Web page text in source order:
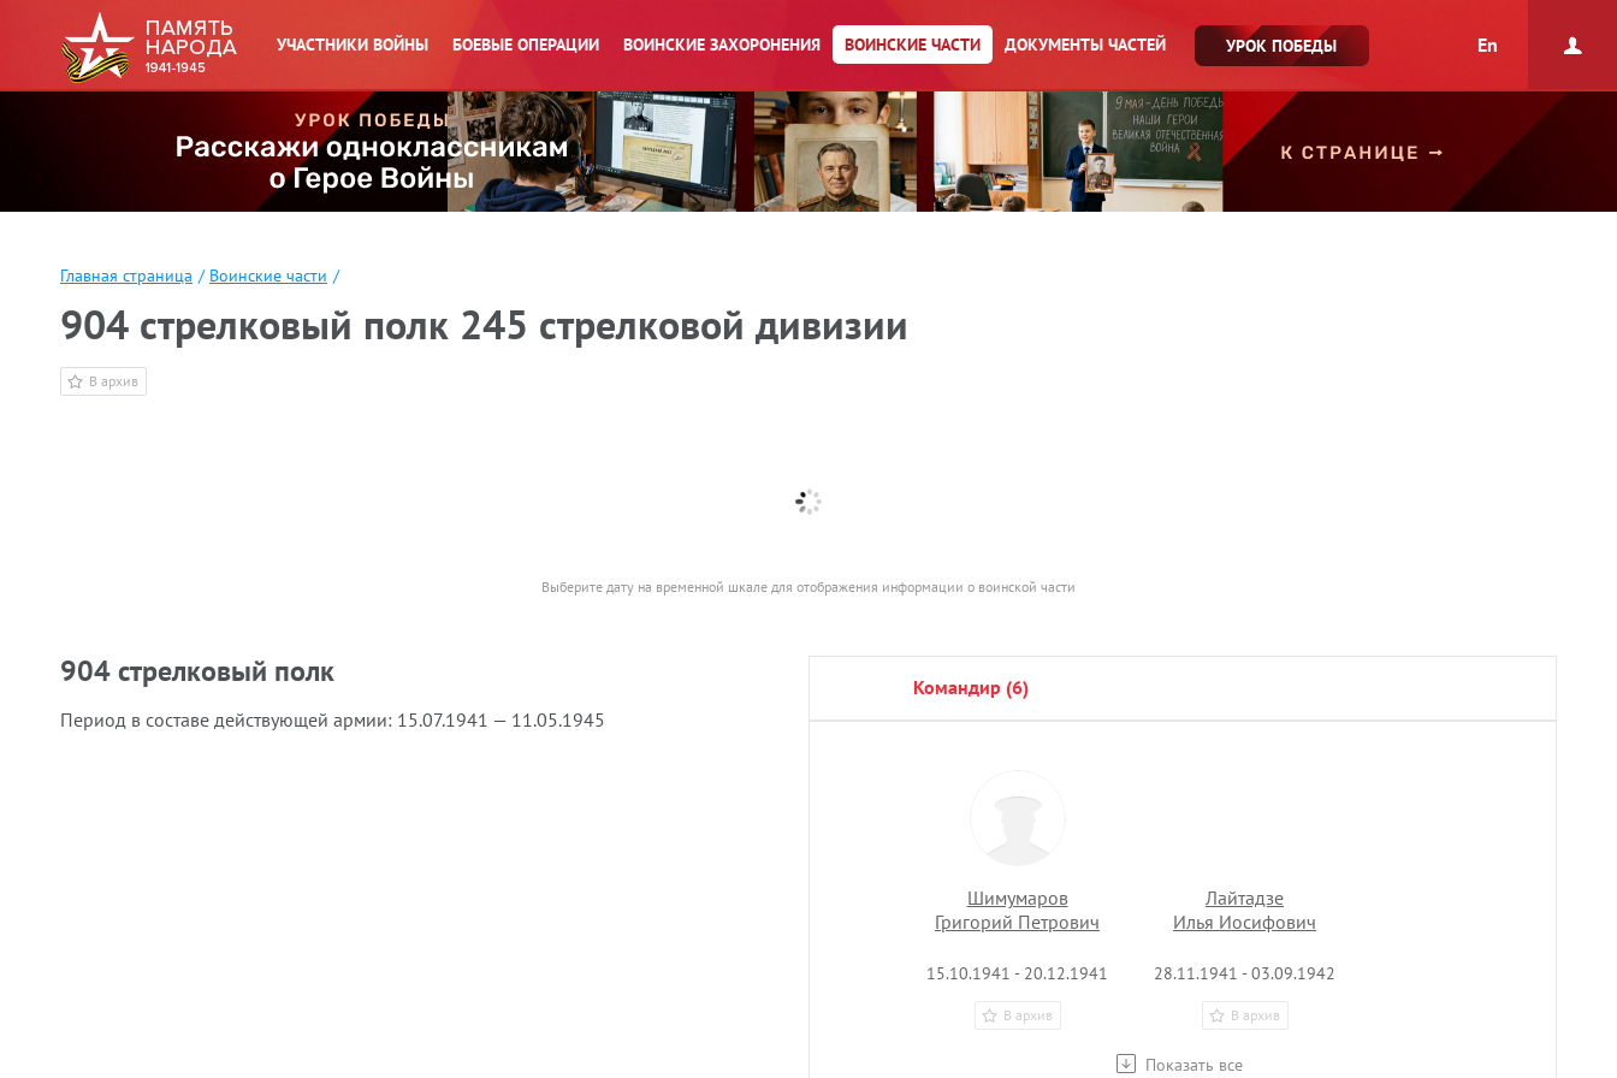
УЧАСТНИКИ ВОЙНЫ БОЕВЫЕ ОПЕРАЦИИ ВОИНСКИЕ ЗАХОРОНЕНИЯ ВОИНСКИЕ ЧАСТИ ДОКУМЕНТЫ ЧАСТЕЙ УРОК ПОБЕДЫ En
Главная страница / Воинские части /
904 стрелковый полк 245 стрелковой дивизии
В архив
Выберите дату на временной шкале для отображения информации о воинской части
904 стрелковый полк
Период в составе действующей армии: 15.07.1941 — 11.05.1945
командир (6)
Показать все
Шимумаров
Григорий Петрович
15.10.1941 - 20.12.1941
В архив
Лайтадзе
Илья Иосифович
28.11.1941 - 03.09.1942
В архив